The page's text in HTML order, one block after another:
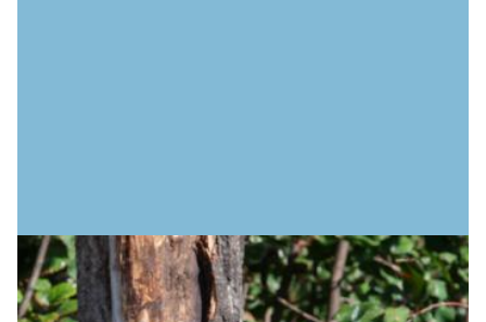
INFORMATION IMPORTANTE
Avis de sécurité